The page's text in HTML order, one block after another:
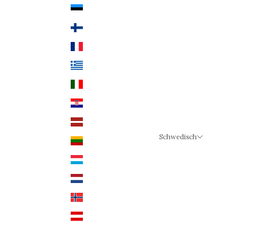
Estland (EUR €)
Finnland (EUR €)
Griechenland (EUR €)
Kroatien (EUR €)
Lettland (EUR €)
Litauen (EUR €)
Luxemburg (EUR €)
Niederlande (EUR €)
Norwegen (NOK)
Österreich (EUR €)
Schwedisch